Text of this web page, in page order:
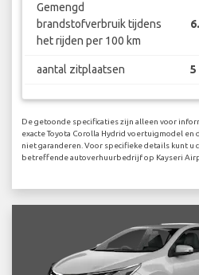
Gemengd
brandstofverbruik tijdens
het rijden per 100 km
aantal zitplaatsen 5
De getoonde specificaties zijn alleen voor
exacte Toyota Corolla Hydrid voertuigmodel en
niet garanderen. Voor specifieke details kunt u
betreffende autoverhuurbedrijf op Kayseri